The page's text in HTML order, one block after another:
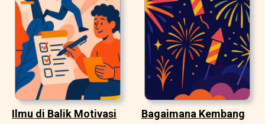
Ilmu di Balik Motivasi
Bagaimana Kembang